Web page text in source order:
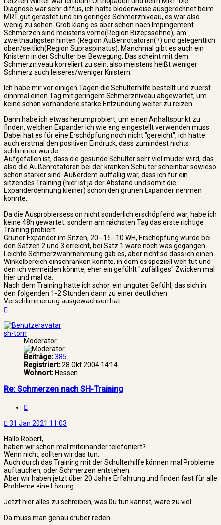
Diagnose war sehr diffus, ich hatte blöderweise ausgerechnet beim
MRT gut gerastet und ein geringes Schmerzniveau, es war also
wenig zu sehen. Grob klang es aber schon nach Impingement.
Schmerzen sind meistens vorne(Region Bizepssehne), am
zweithäufigsten hinten (Region Außenrotatoren(?) und gelegentlich
oben/seitlich(Region Supraspinatus). Manchmal gibt es auch ein
Knistern in der Schulter bei Bewegung. Das scheint mit dem
Schmerzniveau korreliert zu sein, also meistens heißt weniger
Schmerz auch leiseres/weniger Knistern.
Ich habe mir vor einigen Tagen die Schulterhilfe bestellt und zuerst
einnmal einen Tag mit geringem Schmerzniveau abgewartet, um
keine schon vorhandene starke Entzündung weiter zu reizen.
Dann habe ich etwas herumprobiert, um einen Anhaltspunkt zu
finden, welchen Expander ich wie eng eingestellt verwenden muss.
Dabei hat es für eine Erschöpfung noch nicht "gereicht", ich hatte
auch erstmal den positiven Eindruck, dass zumindest nichts
schlimmer wurde.
Aufgefallen ist, dass die gesunde Schulter sehr viel müder wird, das
also die Außenrotatoren bei der kranken Schulter scheinbar sowieso
schon stärker sind. Außerdem auffällig war, dass ich für ein
sitzendes Training (hier ist ja der Abstand und somit die
Expanderdehnung kleiner) schon den grünen Expander nehmen
konnte.
Da die Ausprobiersession nicht sonderlich erschöpfend war, habe ich
keine 48h gewartet, sondern am nächsten Tag das erste richtige
Training probiert:
Grüner Expander im Sitzen, 20--15--10 WH, Erschöpfung wurde bei
den Sätzen 2 und 3 erreicht, bei Satz 1 wäre noch was gegangen.
Leichte Schmerzwahrnehmung gab es, aber nicht so dass ich einen
Winkelbereich einschränken konnte, in dem es speziell weh tut und
den ich vermeiden könnte, eher ein gefühlt "zufälliges" Zwicken mal
hier und mal da.
Nach dem Training hatte ich schon ein ungutes Gefühl, das sich in
den folgenden 1-2 Stunden dann zu einer deutlichen
Verschlimmerung ausgewachsen hat.
sh-tom
Moderator
Beiträge:385
Registriert:28 Okt 2004 14:14
Wohnort: Hessen
Re: Schmerzen nach SH-Training
31 Jan 2021 11:03
Hallo Robert,
haben wir schon mal miteinander telefoniert?
Wenn nicht, sollten wir das tun.
Auch durch das Training mit der Schulterhilfe können mal Probleme
auftauchen, oder Schmerzen entstehen.
Aber wir haben jetzt über 20 Jahre Erfahrung und finden fast für alle
Probleme eine Lösung.
Jetzt hier alles zu schreiben, was Du tun kannst, wäre zu viel.
Da muss man genau drüber reden.